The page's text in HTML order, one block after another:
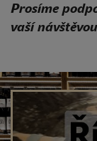
Prosíme
vaší